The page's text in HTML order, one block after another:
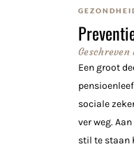
Geschreven
Een groot
sociale
ver weg.
stil te staan